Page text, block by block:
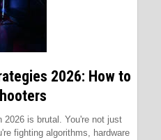
2026: How to
is brutal. You're not just
fighting algorithms, hardware